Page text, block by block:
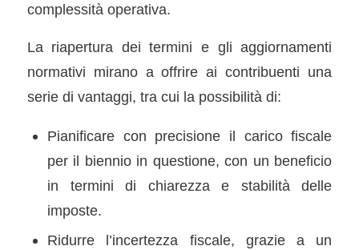
complessità operativa.
La riapertura dei termini e gli aggiornamenti
normativi mirano a offrire ai contribuenti una
serie di vantaggi, tra cui la possibilità di:
Pianificare con precisione il carico fiscale
per il biennio in questione, con un beneficio
in termini di chiarezza e stabilità delle
imposte.
Ridurre l’incertezza fiscale, grazie a un